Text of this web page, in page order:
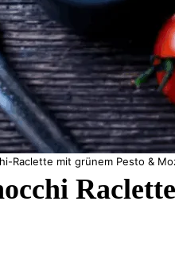
Raclette mit grünem Pesto &